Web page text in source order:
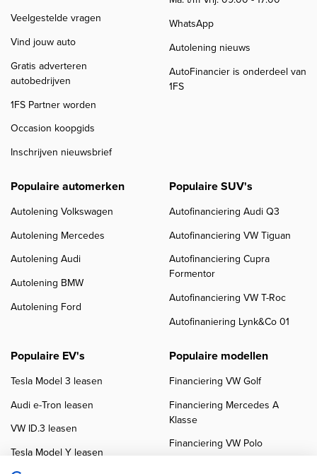
Veelgestelde vragen
Vind jouw auto
Gratis adverteren
autobedrijven
1FS Partner worden
Occasion koopgids
Inschrijven nieuwsbrief
WhatsApp
Autolening nieuws
AutoFinancier is onderdeel van
1FS
Populaire automerken
Autolening Volkswagen
Autolening Mercedes
Autolening Audi
Autolening BMW
Autolening Ford
Populaire SUV's
Autofinanciering Audi Q3
Autofinanciering VW Tiguan
Autofinanciering Cupra
Formentor
Autofinanciering VW T-Roc
Autofinaniering Lynk&Co 01
Populaire EV's
Tesla Model 3 leasen
Audi e-Tron leasen
VW ID.3 leasen
Tesla Model Y leasen
Populaire modellen
Financiering VW Golf
Financiering Mercedes A
Klasse
Financiering VW Polo